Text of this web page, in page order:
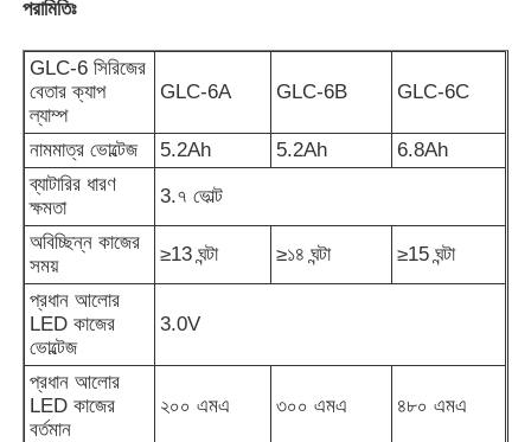
কারখানা ভ্রমণ
মান নিয়ন্ত্রণ
খবর
উদ্ধৃতির জন্য আবেদন
এলইডি মাইনিং ল্যাম্প
কর্ডলেস মাইনিং ক্যাপ ল্যাম্প
পরামিতিঃ
GLC-6 সিরিজের
বেতার ক্যাপ
ল্যাম্প
GLC-6A GLC-6B GLC-6C
নামমাত্র ভোল্টেজ 5.2Ah 5.2Ah
6.8Ah
ব্যাটারির ধারণ
ক্ষমতা
3.৭ ভোল্ট
অবিচ্ছিন্ন কাজের
সময়
≥13 ঘন্টা ≥১৪ ঘন্টা ≥15 ঘন্টা
প্রধান আলোর
LED কাজের
ভোল্টেজ
3.0V
প্রধান আলোর
LED কাজের
বর্তমান
২০০ এমএ ৩০০ এমএ ৪৮০ এমএ